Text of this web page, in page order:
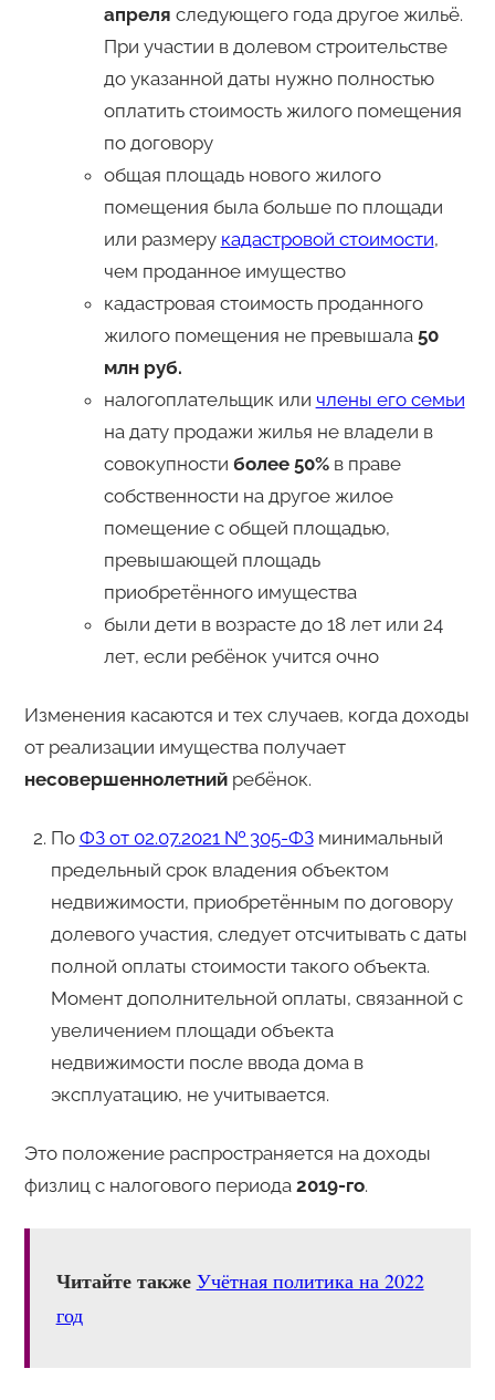
апреля следующего года другое жильё.
При участии в долевом строительстве
до указанной даты нужно полностью
оплатить стоимость жилого помещения
по договору
общая площадь нового жилого
помещения была больше по площади
или размеру кадастровой стоимости,
чем проданное имущество
кадастровая стоимость проданного
жилого помещения не превышала 50
млн руб.
налогоплательщик или члены его семьи
на дату продажи жилья не владели в
совокупности более 50%в праве
собственности на другое жилое
помещение с общей площадью,
превышающей площадь
приобретённого имущества
были дети в возрасте до 18 лет или 24
лет, если ребёнок учится очно
Изменения касаются и тех случаев, когда доходы
от реализации имущества получает
несовершеннолетнийребёнок.
По ФЗ от 02.07.2021 № 305-ФЗминимальный
предельный срок владения объектом
недвижимости, приобретённым по договору
долевого участия, следует отсчитывать с даты
полной оплаты стоимости такого объекта.
Момент дополнительной оплаты, связанной с
увеличением площади объекта
недвижимости после ввода дома в
эксплуатацию, не учитывается.
Это положение распространяется на доходы
физлиц с налогового периода 2019-го.
Читайте также Учётная политика на 2022
год